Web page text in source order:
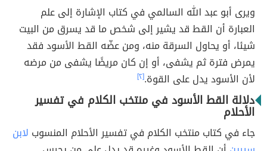
ويرى أبو عبد الله السالمي في كتاب الإشارة إلى علم
العبارة أن القط قد يشير إلى شخص ما قد يسرق من البيت
شيئا، أو يحاول السرقة منه، ومن عضّه القط الأسود فقد
يمرض فترة ثم يشفى، أو إن كان مريضًا يشفى من مرضه
لأن الأسود يدل على القوة.[٢]
دلالة القط الأسود في منتخب الكلام في تفسير
الأحلام
جاء في كتاب منتخب الكلام في تفسير الأحلام المنسوب لابن